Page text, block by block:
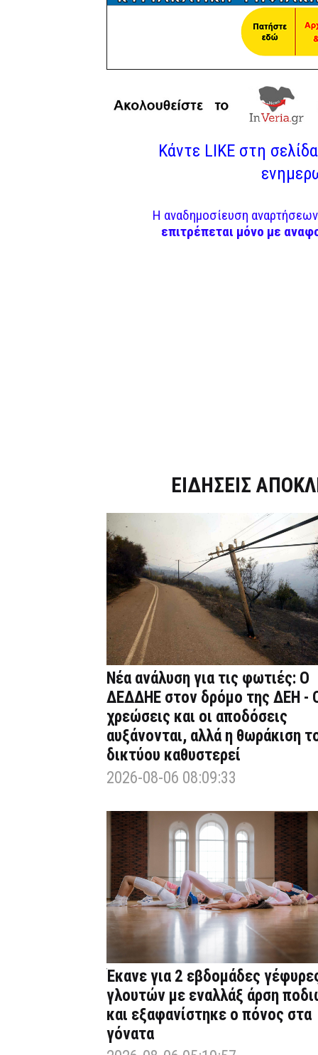
Κάντε LIKE στη
Η αναδημοσίευση
επιτρέπεται μόνο με
ΕΙΔΗΣΕΙΣ
Νέα ανάλυση για τις φωτιές: Ο
ΔΕΔΔΗΕ στον δρόμο της ΔΕΗ -
χρεώσεις και οι αποδόσεις
αυξάνονται, αλλά η θωράκιση
δικτύου καθυστερεί
2026-08-06 08:09:33
Έκανε για 2 εβδομάδες
γλουτών με εναλλάξ άρση
και εξαφανίστηκε ο πόνος στα
γόνατα